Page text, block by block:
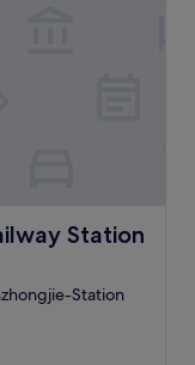
Station
Station